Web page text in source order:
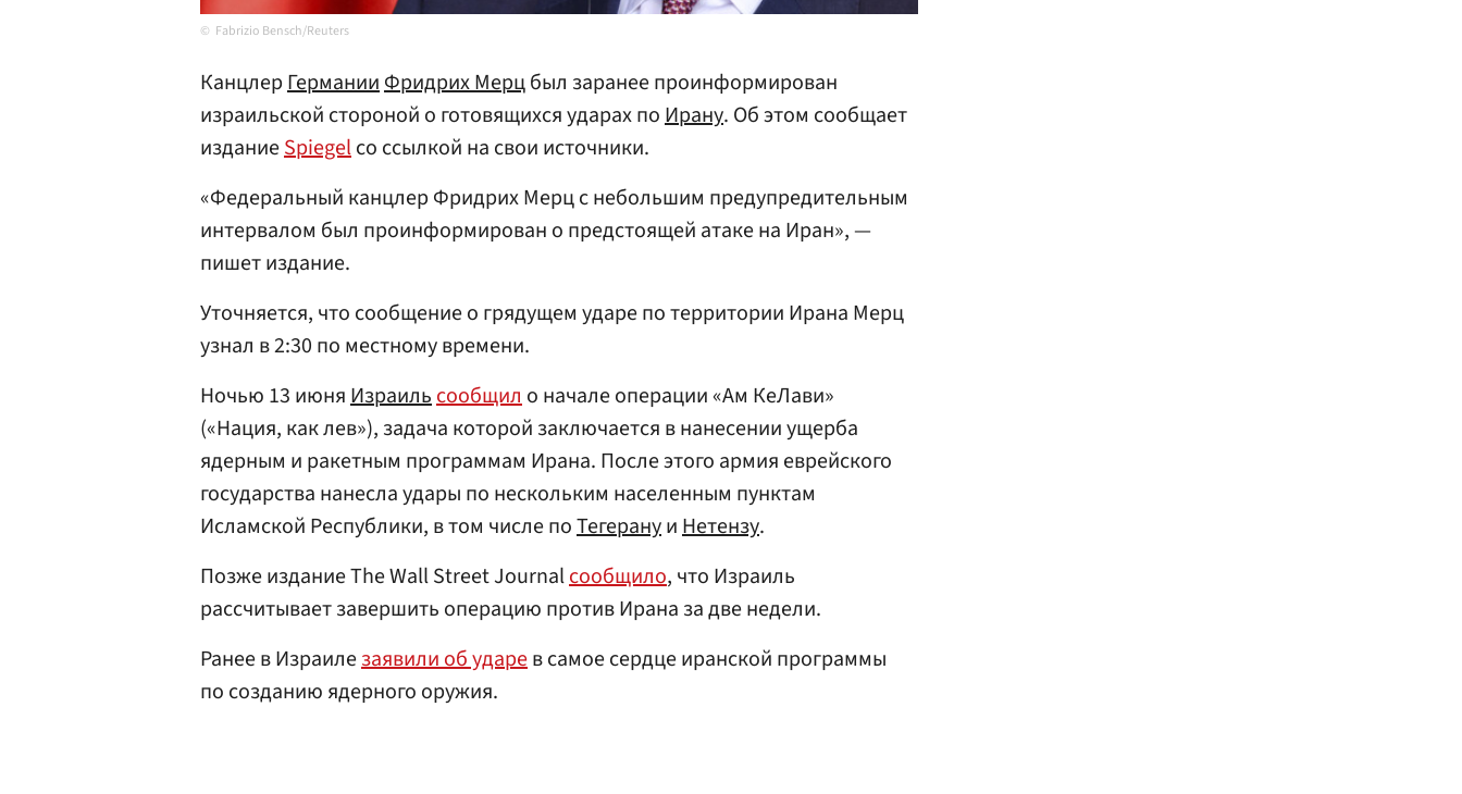
Fabrizio Bensch/Reuters
КанцлерГерманииФридрих Мерцбыл заранее проинформирован
израильской стороной о готовящихся ударах поИрану. Об этом сообщает
изданиеSpiegelсо ссылкой на свои источники.
«Федеральный канцлер Фридрих Мерц с небольшим предупредительным
интервалом был проинформирован о предстоящей атаке на Иран», —
пишет издание.
Уточняется, что сообщение о грядущем ударе по территории Ирана Мерц
узнал в 2:30 по местному времени.
Ночью 13 июняИзраильсообщило начале операции «Ам КеЛави»
(«Нация, как лев»), задача которой заключается в нанесении ущерба
ядерным и ракетным программам Ирана. После этого армия еврейского
государства нанесла удары по нескольким населенным пунктам
Исламской Республики, в том числе поТегерануиНетензу.
Позже издание The Wall Street Journalсообщило, что Израиль
рассчитывает завершить операцию против Ирана за две недели.
Ранее в Израилезаявили об ударев самое сердце иранской программы
по созданию ядерного оружия.